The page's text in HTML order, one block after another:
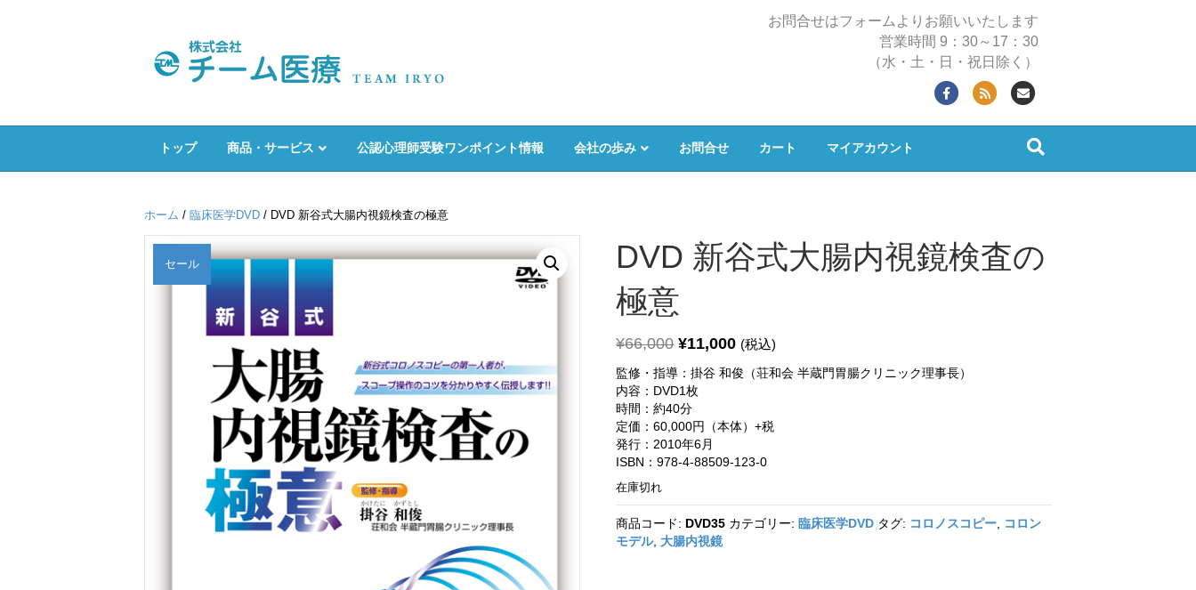
お問合せはフォームよりお願いいたします
営業時間 9：30～17：30
（水・土・日・祝日除く）
FacebookRss
トップ 商品・サービス 公認心理師受験ワンポイント情報 会社の歩み お問合せ カート マイアカウント
ホーム / 臨床医学DVD / DVD 新谷式大腸内視鏡検査の極意
セール
DVD 新谷式大腸内視鏡検査の
極意
¥66,000 ¥11,000 (税込)
監修・指導：掛谷 和俊（荘和会 半蔵門胃腸クリニック理事長）
内容：DVD1枚
時間：約40分
定価：60,000円（本体）+税
発行：2010年6月
ISBN：978-4-88509-123-0
在庫切れ
商品コード: DVD35 カテゴリー: 臨床医学DVD タグ: コロノスコピー
コロン
モデル, 大腸内視鏡